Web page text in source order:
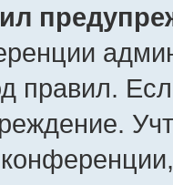
правил.